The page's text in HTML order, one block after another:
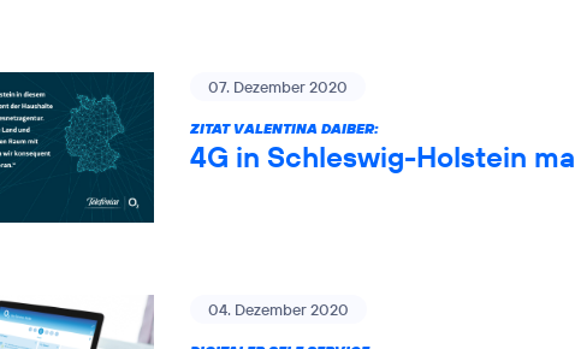
07. Dezember 2020
ZITAT VALENTINA DAIBER:
4G in Schleswig-Holstein
04. Dezember 2020